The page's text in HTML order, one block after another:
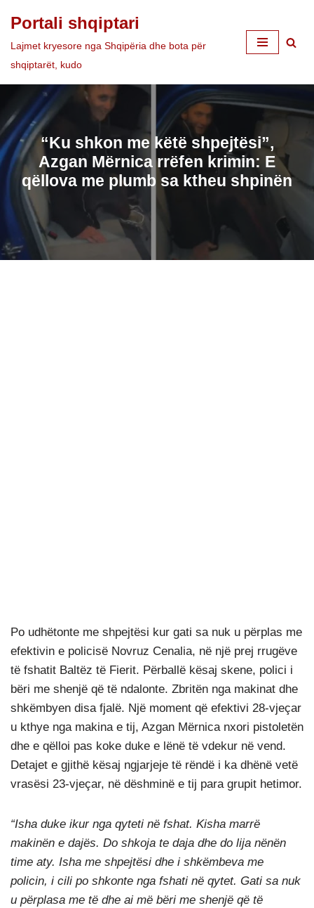
Skip
to
Portali shqiptari
Lajmet kryesore nga Shqipëria dhe bota për
shqiptarët, kudo
“Ku shkon me këtë shpejtësi”,
Azgan Mërnica rrëfen krimin: E
qëllova me plumb sa ktheu shpinën
Po udhëtonte me shpejtësi kur gati sa nuk u përplas me
efektivin e policisë Novruz Cenalia, në një prej rrugëve
të fshatit Baltëz të Fierit. Përballë kësaj skene, polici i
bëri me shenjë që të ndalonte. Zbritën nga makinat dhe
shkëmbyen disa fjalë. Një moment që efektivi 28-vjeçar
u kthye nga makina e tij, Azgan Mërnica nxori pistoletën
dhe e qëlloi pas koke duke e lënë të vdekur në vend.
Detajet e gjithë kësaj ngjarjeje të rëndë i ka dhënë vetë
vrasësi 23-vjeçar, në dëshminë e tij para grupit hetimor.
“Isha duke ikur nga qyteti në fshat. Kisha marrë
makinën e dajës. Do shkoja te daja dhe do lija nënën
time aty. Isha me shpejtësi dhe i shkëmbeva me
policin, i cili po shkonte nga fshati në qytet. Gati sa nuk
u përplasa me të dhe ai më bëri me shenjë që të